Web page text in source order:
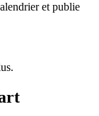
et publie